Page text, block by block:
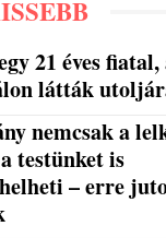
21 éves
látták
nemcsak a
testünket is
– erre